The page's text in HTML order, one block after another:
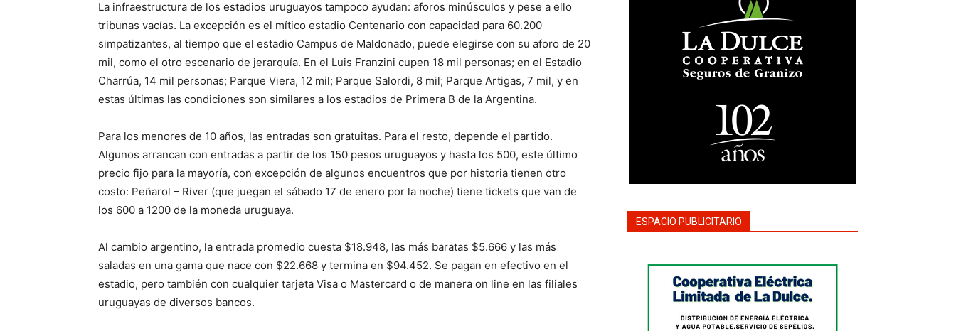
La infraestructura de los estadios uruguayos tampoco ayudan: aforos minúsculos y pese a ello
tribunas vacías. La excepción es el mítico estadio Centenario con capacidad para 60.200
simpatizantes, al tiempo que el estadio Campus de Maldonado, puede elegirse con su aforo de 20
mil, como el otro escenario de jerarquía. En el Luis Franzini cupen 18 mil personas; en el Estadio
Charrúa, 14 mil personas; Parque Viera, 12 mil; Parque Salordi, 8 mil; Parque Artigas, 7 mil, y en
estas últimas las condiciones son similares a los estadios de Primera B de la Argentina.
Para los menores de 10 años, las entradas son gratuitas. Para el resto, depende el partido.
Algunos arrancan con entradas a partir de los 150 pesos uruguayos y hasta los 500, este último
precio fijo para la mayoría, con excepción de algunos encuentros que por historia tienen otro
costo: Peñarol – River (que juegan el sábado 17 de enero por la noche) tiene tickets que van de
los 600 a 1200 de la moneda uruguaya.
Al cambio argentino, la entrada promedio cuesta $18.948, las más baratas $5.666 y las más
saladas en una gama que nace con $22.668 y termina en $94.452. Se pagan en efectivo en el
estadio, pero también con cualquier tarjeta Visa o Mastercard o de manera on line en las filiales
uruguayas de diversos bancos.
ESPACIO PUBLICITARIO